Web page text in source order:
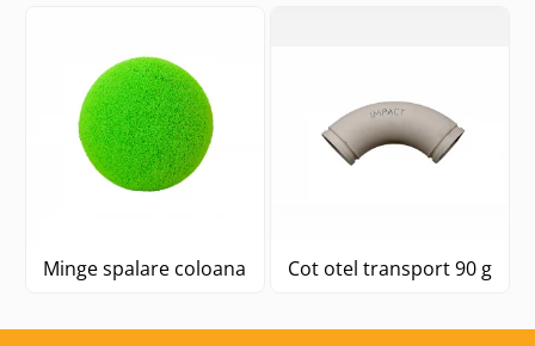
Minge spalare coloana Cot otel transport 90